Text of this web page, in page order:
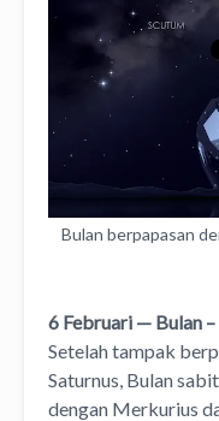
Bulan berpapasan
6 Februari — Bulan
Setelah tampak
Saturnus, Bulan
dengan Merkurius